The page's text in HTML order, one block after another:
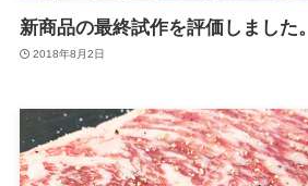
新商品の最終試作を評価しました。
2018年8月2日